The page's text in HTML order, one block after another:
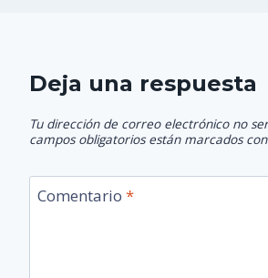
Deja una respuesta
Tu dirección de correo electrónico no
campos obligatorios están marcados con
Comentario *